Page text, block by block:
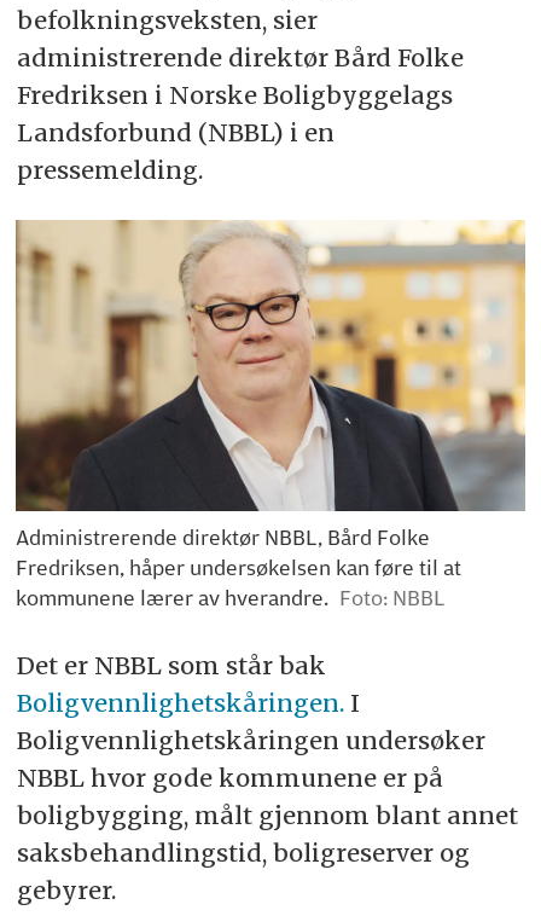
befolkningsveksten, sier
administrerende direktør Bård Folke
Fredriksen i Norske Boligbyggelags
Landsforbund (NBBL) i en
pressemelding.
Administrerende direktør NBBL, Bård Folke
Fredriksen, håper undersøkelsen kan føre til at
kommunene lærer av hverandre. Foto: NBBL
Det er NBBL som står bak
Boligvennlighetskåringen.I
Boligvennlighetskåringen undersøker
NBBL hvor gode kommunene er på
boligbygging, målt gjennom blant annet
saksbehandlingstid, boligreserver og
gebyrer.